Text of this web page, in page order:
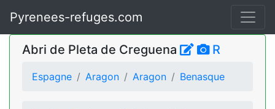
Pyrenees-refuges.com
Abri de Pleta de Creguena R
Espagne Aragon Aragon Benasque